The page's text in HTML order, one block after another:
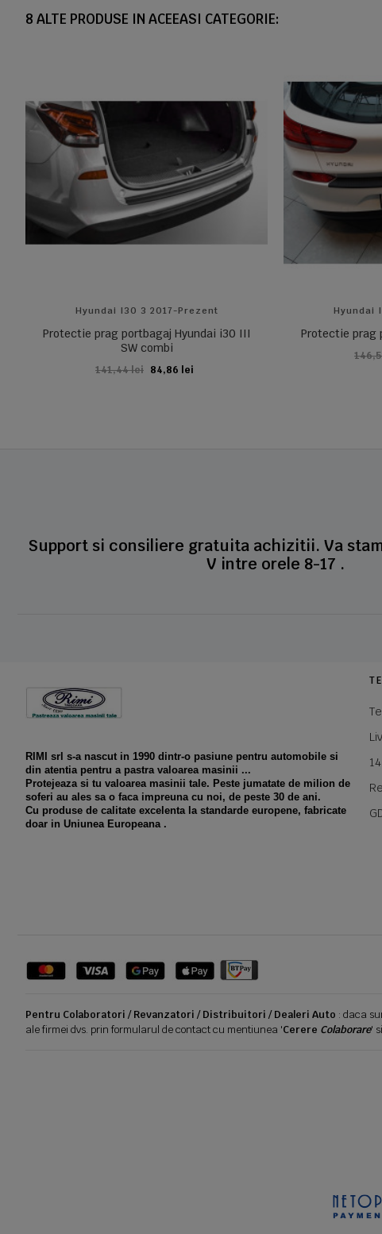
8 ALTE PRODUSE IN ACEEASI CATEGORIE:
Hyundai I30 3 2017-Prezent
Protectie prag portbagaj Hyundai i30 III
SW combi
141,44 lei 84,86 lei
ADAUGA IN COS
Hyundai
Protectie prag
Support si consiliere gratuita achizitii. Va
V intre orele 8-17 .
RIMI srl s-a nascut in 1990 dintr-o pasiune pentru automobile si
din atentia pentru a pastra valoarea masinii ...
Protejeaza si tu valoarea masinii tale. Peste jumatate de milion de
soferi au ales sa o faca impreuna cu noi, de peste 30 de ani.
Cu produse de calitate excelenta la standarde europene, fabricate
doar in Uniunea Europeana .
Pentru Colaboratori / Revanzatori / Distribuitori / Dealeri Auto : daca
ale firmei dvs. prin formularul de contact cu mentiunea 'Cerere Colaborare'